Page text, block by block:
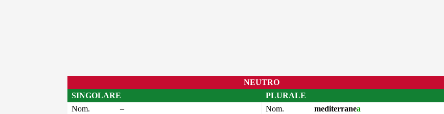
NEUTRO
SINGOLARE
Nom.
–
PLURALE
Nom.
mediterranea